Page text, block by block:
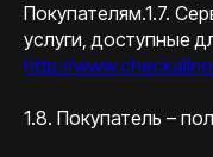
Покупателям.1.7.
услуги, доступные
http://
1.8. Покупатель –